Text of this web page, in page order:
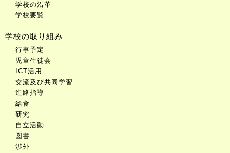
学校の沿革
学校要覧
学校の取り組み
行事予定
児童生徒会
ICT活用
交流及び共同学習
進路指導
給食
研究
自立活動
図書
渉外